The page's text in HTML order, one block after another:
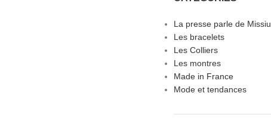
La presse parle de Missiu
Les bracelets
Les Colliers
Les montres
Made in France
Mode et tendances